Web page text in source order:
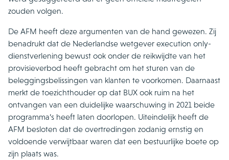
zouden volgen.
De AFM heeft deze argumenten van de hand gewezen. Zij
benadrukt dat de Nederlandse wetgever execution only-
dienstverlening bewust ook onder de reikwijdte van het
provisieverbod heeft gebracht om het sturen van de
beleggingsbelissingen van klanten te voorkomen. Daarnaast
merkt de toezichthouder op dat BUX ook ruim na het
ontvangen van een duidelijke waarschuwing in 2021 beide
programma’s heeft laten doorlopen. Uiteindelijk heeft de
AFM besloten dat de overtredingen zodanig ernstig en
voldoende verwijtbaar waren dat een bestuurlijke boete op
zijn plaats was.